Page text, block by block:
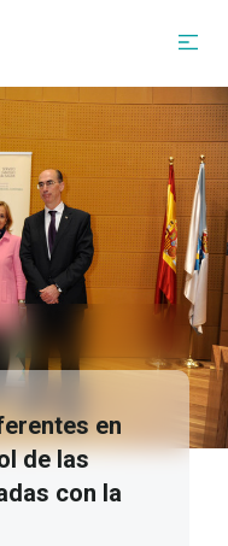
en
de las
con la